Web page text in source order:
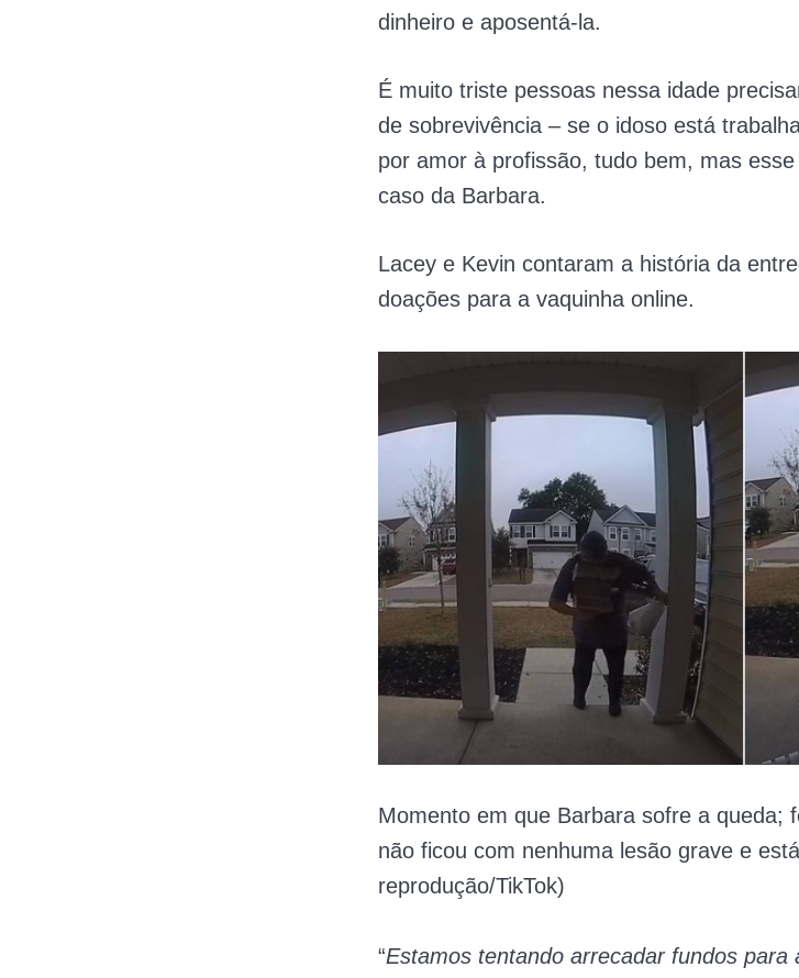
dinheiro e aposentá-la.
É muito triste pessoas nessa idade
de sobrevivência – se o idoso está
por amor à profissão, tudo bem, mas
caso da Barbara.
Lacey e Kevin contaram a história da
doações para a vaquinha online.
Momento em que Barbara sofre a queda;
não ficou com nenhuma lesão grave e
reprodução/TikTok)
“Estamos tentando arrecadar fundos para